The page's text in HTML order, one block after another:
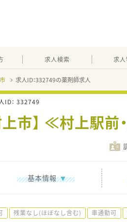
求人検索 求
求人ID：332749の薬剤師求人
ID： 332749
上市】 ≪村上駅
基本情報
残業なし(ほぼなし含む) 車通勤可